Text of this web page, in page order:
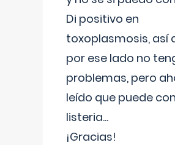
Di positivo en
toxoplasmosis, así
por ese lado no
problemas, pero
leído que puede
listeria...
¡Gracias!